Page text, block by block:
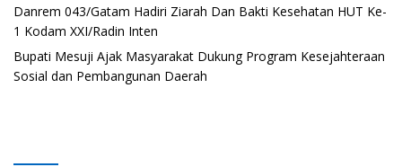
Danrem 043/Gatam Hadiri Ziarah Dan Bakti Kesehatan HUT Ke-
1 Kodam XXI/Radin Inten
Bupati Mesuji Ajak Masyarakat Dukung Program Kesejahteraan
Sosial dan Pembangunan Daerah